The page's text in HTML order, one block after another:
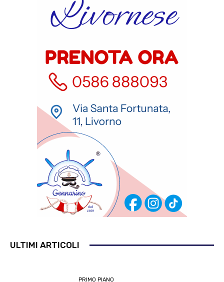
ULTIMI ARTICOLI
PRIMO PIANO